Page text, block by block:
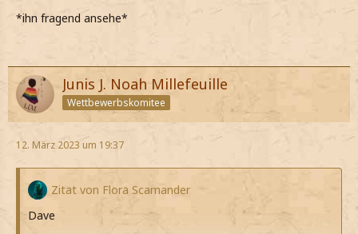
*ihn fragend ansehe*
Junis J. Noah Millefeuille
Wettbewerbskomitee
12. März 2023 um 19:37
Zitat von Flora Scamander
Dave